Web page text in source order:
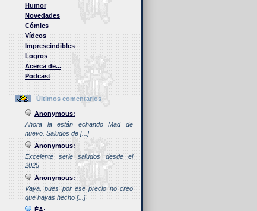
Humor
Novedades
Cómics
Vídeos
Imprescindibles
Logros
Acerca de...
Podcast
Últimos comentarios
Anonymous:
Ahora la están echando Mad de
nuevo. Saludos de [...]
Anonymous:
Excelente serie saludos desde el
2025
Anonymous:
Vaya, pues por ese precio no creo
que hayas hecho [...]